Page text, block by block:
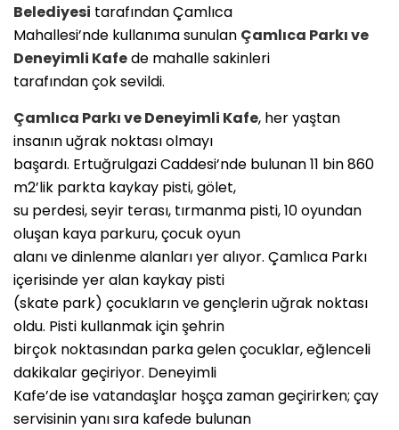
Belediyesi tarafından Çamlıca
Mahallesi’nde kullanıma sunulan Çamlıca Parkı ve
Deneyimli Kafede mahalle sakinleri
tarafından çok sevildi.
Çamlıca Parkı ve Deneyimli Kafe, her yaştan
insanın uğrak noktası olmayı
başardı. Ertuğrulgazi Caddesi’nde bulunan 11 bin 860
m2’lik parkta kaykay pisti, gölet,
su perdesi, seyir terası, tırmanma pisti, 10 oyundan
oluşan kaya parkuru, çocuk oyun
alanı ve dinlenme alanları yer alıyor. Çamlıca Parkı
içerisinde yer alan kaykay pisti
(skate park) çocukların ve gençlerin uğrak noktası
oldu. Pisti kullanmak için şehrin
birçok noktasından parka gelen çocuklar, eğlenceli
dakikalar geçiriyor. Deneyimli
Kafe’de ise vatandaşlar hoşça zaman geçirirken; çay
servisinin yanı sıra kafede bulunan